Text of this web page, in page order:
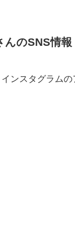
んのSNS情報
ンスタグラム